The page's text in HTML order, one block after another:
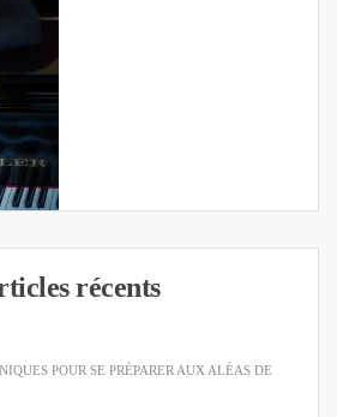
récents
POUR SE PRÉPARER AUX ALÉAS DE